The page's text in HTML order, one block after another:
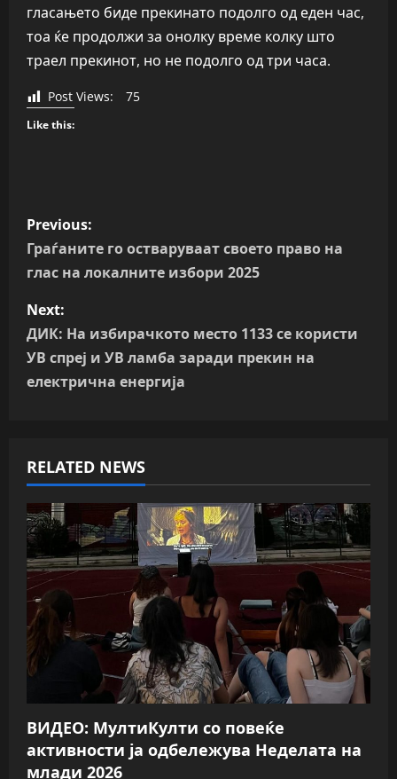
гласањето биде прекинато подолго од еден час,
тоа ќе продолжи за онолку време колку што
траел прекинот, но не подолго од три часа.
Post Views: 75
Like this:
P
o
t
n
i
g
a
t
i
o
n
Previous:
Граѓаните го остваруваат своето право на
глас на локалните избори 2025
Next:
ДИК: На избирачкото место 1133 се користи
УВ спреј и УВ ламба заради прекин на
електрична енергија
RELATED NEWS
ВИДЕО: МултиКулти со повеќе
активности ја одбележува Неделата на
млади 2026